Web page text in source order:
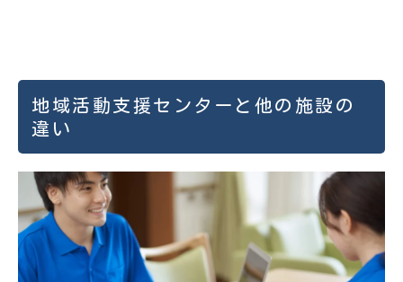
地域活動支援センターと他の施設の
違い